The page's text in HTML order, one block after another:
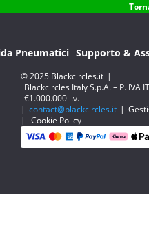
Pneumatici Supporto &
© 2025 Blackcircles.it |
Blackcircles Italy S.p.A. – P. IVA
€1.000.000 i.v.
| contact@blackcircles.it |
|
Cookie Policy